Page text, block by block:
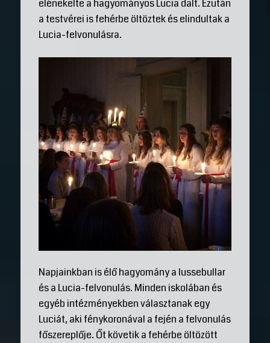
elénekelte a hagyományos Lucia dalt. Ezután
a testvérei is fehérbe öltöztek és elindultak a
Lucia-felvonulásra.
Napjainkban is élő hagyomány a lussebullar
és a Lucia-felvonulás. Minden iskolában és
egyéb intézményekben választanak egy
Luciát, aki fénykoronával a fején a felvonulás
főszereplője. Őt követik a fehérbe öltözött